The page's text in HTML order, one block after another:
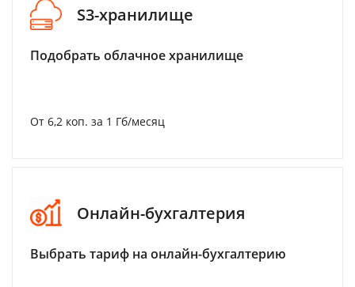
S3-хранилище
Подобрать облачное хранилище
От 6,2 коп. за 1 Гб/месяц
Онлайн-бухгалтерия
Выбрать тариф на онлайн-бухгалтерию